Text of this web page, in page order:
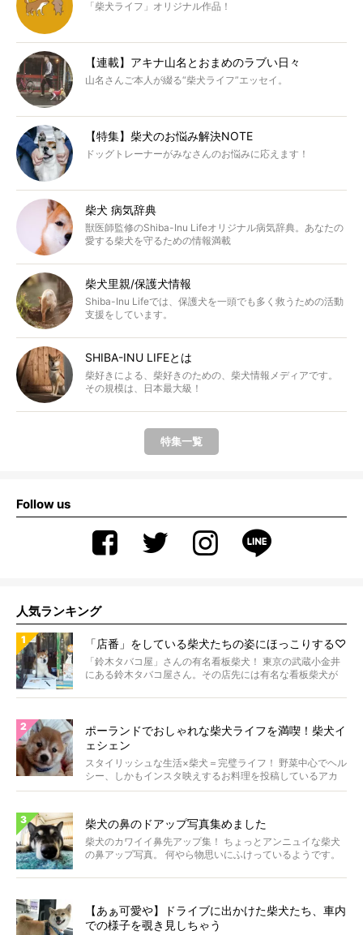
「柴犬ライフ」オリジナル作品！
【連載】アキナ山名とおまめのラブい日々
山名さんご本人が綴る“柴犬ライフ”エッセイ。
【特集】柴犬のお悩み解決NOTE
ドッグトレーナーがみなさんのお悩みに応えます！
柴犬 病気辞典
獣医師監修のShiba-Inu Lifeオリジナル病気辞典。あなたの
愛する柴犬を守るための情報満載
柴犬里親/保護犬情報
Shiba-Inu Lifeでは、保護犬を一頭でも多く救うための活動
支援をしています。
SHIBA-INU LIFEとは
柴好きによる、柴好きのための、柴犬情報メディアです。
その規模は、日本最大級！
特集一覧
Follow us
人気ランキング
「店番」をしている柴犬たちの姿にほっこりする♡
「鈴木タバコ屋」さんの有名看板柴犬！ 東京の武蔵小金井
にある鈴木タバコ屋さん。その店先には有名な看板柴犬が
ポーランドでおしゃれな柴犬ライフを満喫！柴犬イ
ェシェン
スタイリッシュな生活×柴犬＝完璧ライフ！ 野菜中心でヘル
シー、しかもインスタ映えするお料理を投稿しているアカ
ウ...
柴犬の鼻のドアップ写真集めました
柴犬のカワイイ鼻先アップ集！ ちょっとアンニュイな柴犬
の鼻アップ写真。 何やら物思いにふけっているようです。
【あぁ可愛や】ドライブに出かけた柴犬たち、車内
での様子を覗き見しちゃう